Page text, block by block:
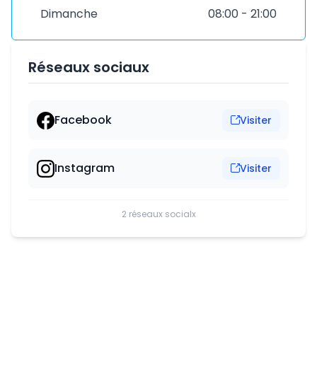
Dimanche
08:00 - 21:00
Réseaux sociaux
Facebook Visiter
Instagram Visiter
2 réseaux socialx